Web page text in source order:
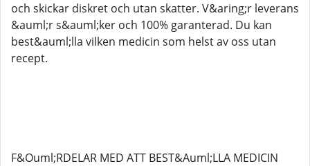
och skickar diskret och utan skatter. V&aring;r leverans
&auml;r s&auml;ker och 100% garanterad. Du kan
best&auml;lla vilken medicin som helst av oss utan
recept.
F&Ouml;RDELAR MED ATT BEST&Auml;LLA MEDICIN